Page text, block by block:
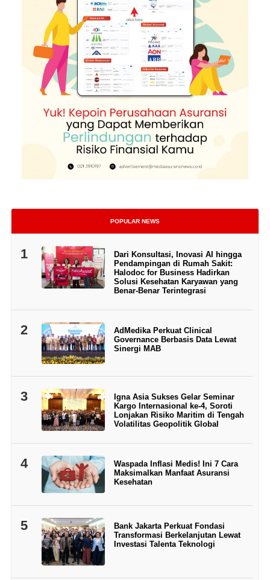
POPULAR NEWS
1
Dari Konsultasi, Inovasi AI hingga
Pendampingan di Rumah Sakit:
Halodoc for Business Hadirkan
Solusi Kesehatan Karyawan yang
Benar-Benar Terintegrasi
2
AdMedika Perkuat Clinical
Governance Berbasis Data Lewat
Sinergi MAB
3
Igna Asia Sukses Gelar Seminar
Kargo Internasional ke-4, Soroti
Lonjakan Risiko Maritim di Tengah
Volatilitas Geopolitik Global
4
Waspada Inflasi Medis! Ini 7 Cara
Maksimalkan Manfaat Asuransi
Kesehatan
5
Bank Jakarta Perkuat Fondasi
Transformasi Berkelanjutan Lewat
Investasi Talenta Teknologi